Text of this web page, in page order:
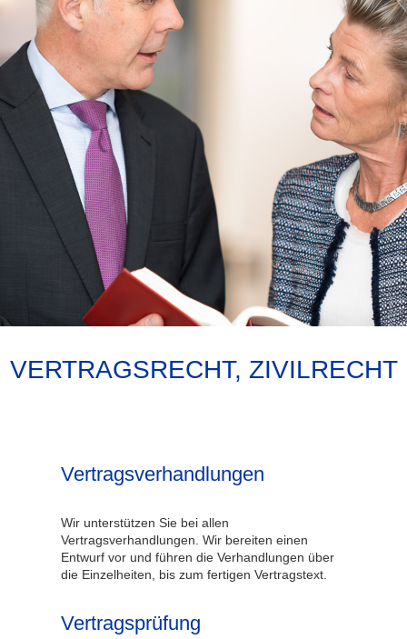
VERTRAGSRECHT, ZIVILRECHT
Vertragsverhandlungen
Wir unterstützen Sie bei allen
Vertragsverhandlungen. Wir bereiten einen
Entwurf vor und führen die Verhandlungen über
die Einzelheiten, bis zum fertigen Vertragstext.
Vertragsprüfung